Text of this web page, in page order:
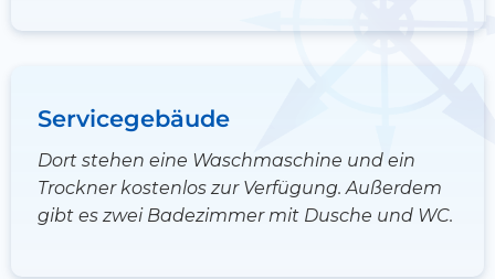
Servicegebäude
Dort stehen eine Waschmaschine und ein
Trockner kostenlos zur Verfügung. Außerdem
gibt es zwei Badezimmer mit Dusche und WC.